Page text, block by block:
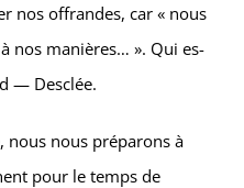
nos offrandes, car « nous
nos manières… ». Qui es-
— Desclée.
nous nous préparons à
pour le temps de